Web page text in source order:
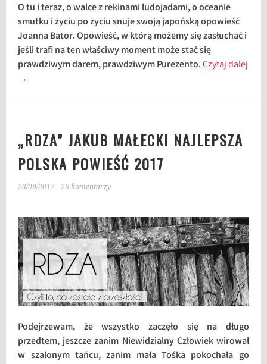
O tu i teraz, o walce z rekinami ludojadami, o oceanie
smutku i życiu po życiu snuje swoją japońską opowieść
Joanna Bator. Opowieść, w którą możemy się zasłuchać i
jeśli trafi na ten właściwy moment może stać się
prawdziwym darem, prawdziwym Purezento.Czytaj dalej
→
„RDZA” JAKUB MAŁECKI NAJLEPSZA
POLSKA POWIEŚĆ 2017
23/09/2017 26 komentarzy
Podejrzewam, że wszystko zaczęło się na długo
przedtem, jeszcze zanim Niewidzialny Człowiek wirował
w szalonym tańcu, zanim mała Tośka pokochała go